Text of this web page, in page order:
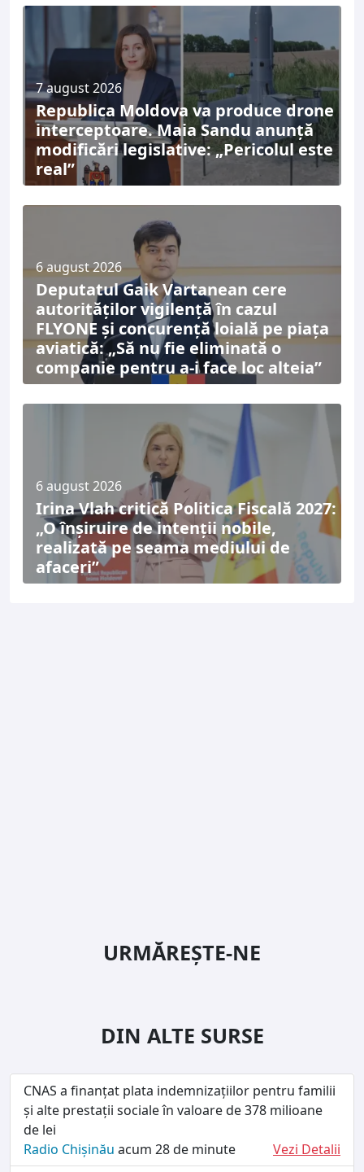
7 august 2026
Republica Moldova va produce drone
interceptoare. Maia Sandu anunță
modificări legislative: „Pericolul este
real”
6 august 2026
Deputatul Gaik Vartanean cere
autorităților vigilență în cazul
FLYONE și concurență loială pe piața
aviatică: „Să nu fie eliminată o
companie pentru a-i face loc alteia”
6 august 2026
Irina Vlah critică Politica Fiscală 2027:
„O înșiruire de intenții nobile,
realizată pe seama mediului de
afaceri”
URMĂREȘTE-NE
DIN ALTE SURSE
CNAS a finanțat plata indemnizațiilor pentru familii
și alte prestații sociale în valoare de 378 milioane
de lei
Radio Chișinău acum 28 de minute
Vezi Detalii